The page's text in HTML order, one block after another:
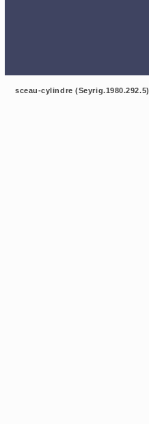
sceau-cylindre (Seyrig.1980.292.5)